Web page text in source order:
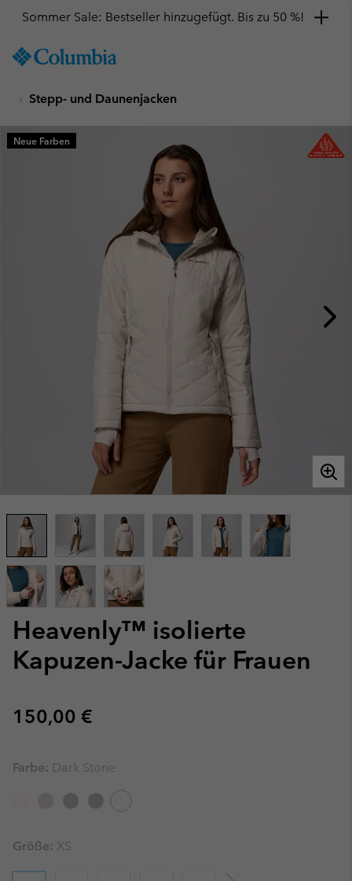
TO
SKIP
MAIN
NAV
Sommer Sale: Bestseller hinzugefügt. Bis zu 50 %!
Stepp- und Daunenjacken
Heavenly™ isolierte
Kapuzen-Jacke für Frauen
Regular price:
150,00 €
Neue Farben
Farbe: Dark Stone
Größe: XS